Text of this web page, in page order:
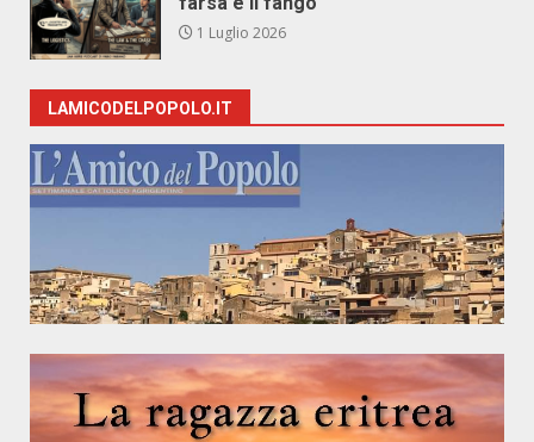
1 Luglio 2026
LAMICODELPOPOLO.IT